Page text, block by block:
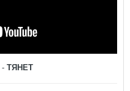
- ТЯНЕТ